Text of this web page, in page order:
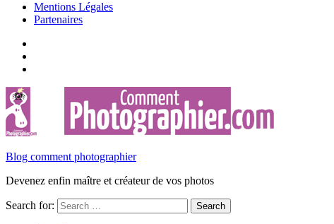
Mentions Légales
Partenaires
Blog comment photographier
Devenez enfin maître et créateur de vos photos
Search for: